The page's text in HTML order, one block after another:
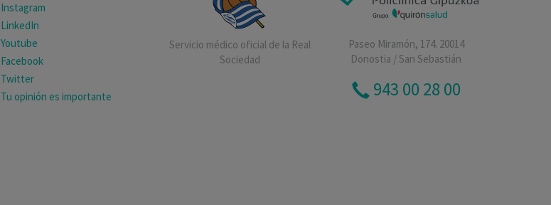
Instagram
LinkedIn
Youtube
Facebook
Twitter
Tu opinión es importante
Servicio médico oficial de la Real
Sociedad
Paseo Miramón, 174. 20014
Donostia / San Sebastián
943 00 28 00